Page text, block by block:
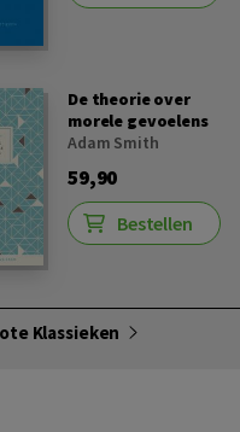
De theorie over
morele gevoelens
Adam Smith
59,90
Bestellen
Klassieken